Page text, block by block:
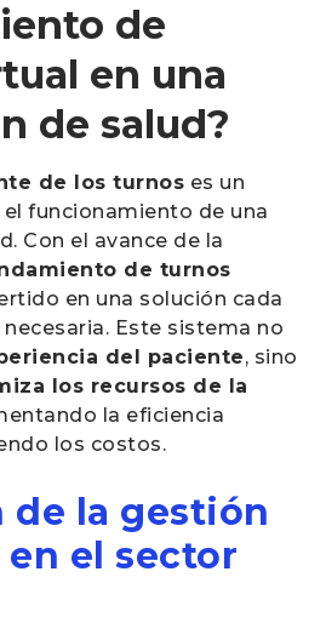
de
en una
de salud?
de los turnos es un
funcionamiento de una
Con el avance de la
de turnos
en una solución cada
Este sistema no
del paciente, sino
los recursos de la
la eficiencia
los costos.
de la gestión
el sector